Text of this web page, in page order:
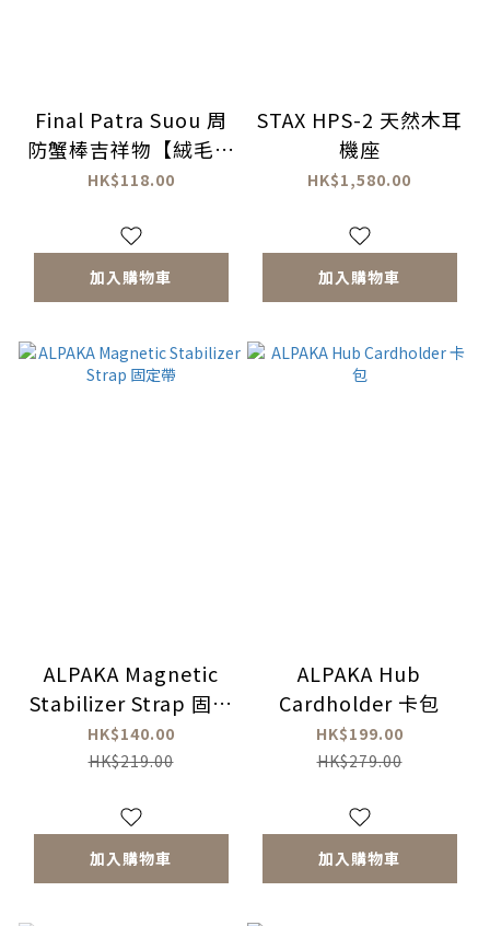
Final Patra Suou 周
防蟹棒吉祥物【絨毛玩
具鑰匙圈】1隻
HK$118.00
加入購物車
STAX HPS-2 天然木耳
機座
HK$1,580.00
加入購物車
ALPAKA Magnetic
Stabilizer Strap 固定
帶
HK$140.00
HK$219.00
加入購物車
ALPAKA Hub
Cardholder 卡包
HK$199.00
HK$279.00
加入購物車